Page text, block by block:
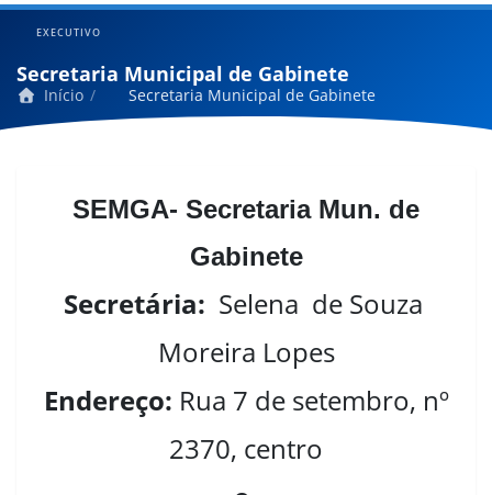
EXECUTIVO
Secretaria Municipal de Gabinete
Início Secretaria Municipal de Gabinete
SEMGA- Secretaria Mun. de
Gabinete
Secretária: Selena de Souza
Moreira Lopes
Endereço: Rua 7 de setembro, nº
2370, centro